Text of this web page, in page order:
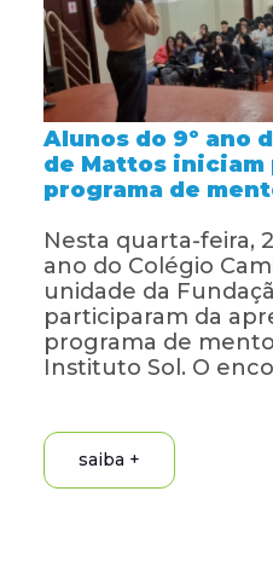
Projetos
Educa Jovem
Transparência
Blog
Alunos do 9º ano
de Mattos
programa de
Nesta quarta-feira,
ano do Colégio
unidade da
participaram da
programa de
Instituto Sol. O
saiba +